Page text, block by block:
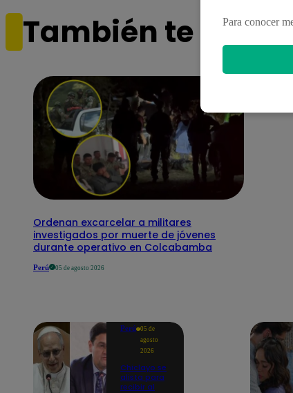
También te
Ordenan excarcelar a militares
investigados por muerte de jóvenes
durante operativo en Colcabamba
Perú 05 de agosto 2026
Perú 05 de
agosto
2026
Chiclayo se
alista para
recibir al
Para conocer